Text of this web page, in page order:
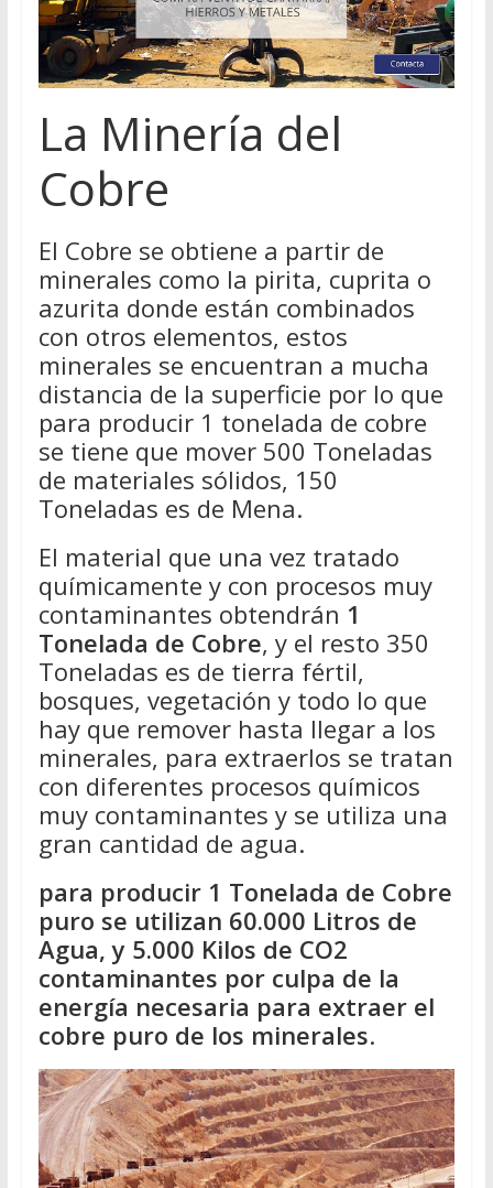
La Minería del
Cobre
El Cobre se obtiene a partir de
minerales como la pirita, cuprita o
azurita donde están combinados
con otros elementos, estos
minerales se encuentran a mucha
distancia de la superficie por lo que
para producir 1 tonelada de cobre
se tiene que mover 500 Toneladas
de materiales sólidos, 150
Toneladas es de Mena.
El material que una vez tratado
químicamente y con procesos muy
contaminantes obtendrán 1
Tonelada de Cobre, y el resto 350
Toneladas es de tierra fértil,
bosques, vegetación y todo lo que
hay que remover hasta llegar a los
minerales, para extraerlos se tratan
con diferentes procesos químicos
muy contaminantes y se utiliza una
gran cantidad de agua.
para producir 1 Tonelada de Cobre
puro se utilizan 60.000 Litros de
Agua, y 5.000 Kilos de CO2
contaminantes por culpa de la
energía necesaria para extraer el
cobre puro de los minerales.